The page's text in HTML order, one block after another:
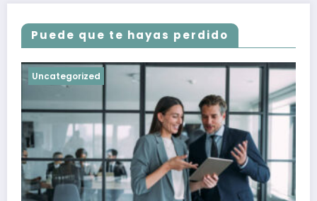
Puede que te hayas perdido
Uncategorized